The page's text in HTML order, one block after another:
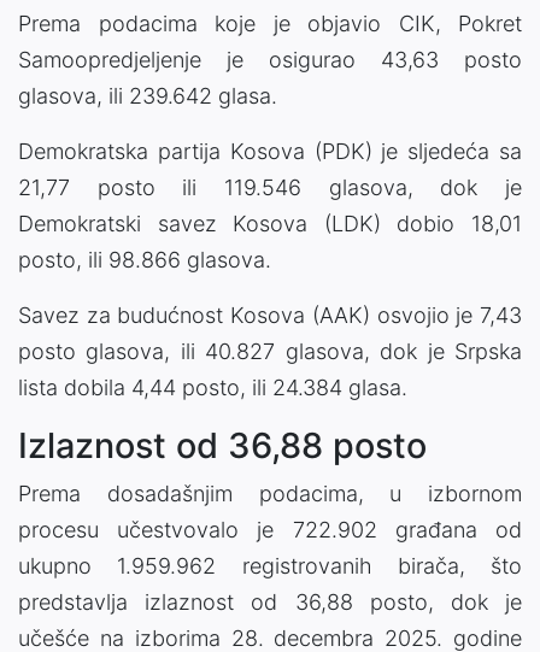
Prema podacima koje je objavio CIK, Pokret
Samoopredjeljenje je osigurao 43,63 posto
glasova, ili 239.642 glasa.
Demokratska partija Kosova (PDK) je sljedeća sa
21,77 posto ili 119.546 glasova, dok je
Demokratski savez Kosova (LDK) dobio 18,01
posto, ili 98.866 glasova.
Savez za budućnost Kosova (AAK) osvojio je 7,43
posto glasova, ili 40.827 glasova, dok je Srpska
lista dobila 4,44 posto, ili 24.384 glasa.
Izlaznost od 36,88 posto
Prema dosadašnjim podacima, u izbornom
procesu učestvovalo je 722.902 građana od
ukupno 1.959.962 registrovanih birača, što
predstavlja izlaznost od 36,88 posto, dok je
učešće na izborima 28. decembra 2025. godine